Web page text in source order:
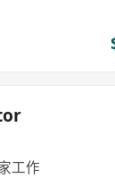
工作